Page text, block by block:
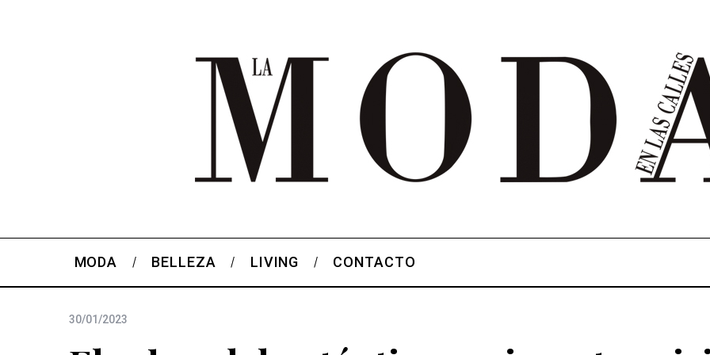
MODA BELLEZA LIVING CONTACTO
30/01/2023